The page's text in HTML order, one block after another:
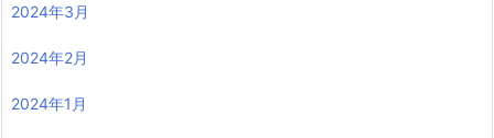
2024年3月
2024年2月
2024年1月